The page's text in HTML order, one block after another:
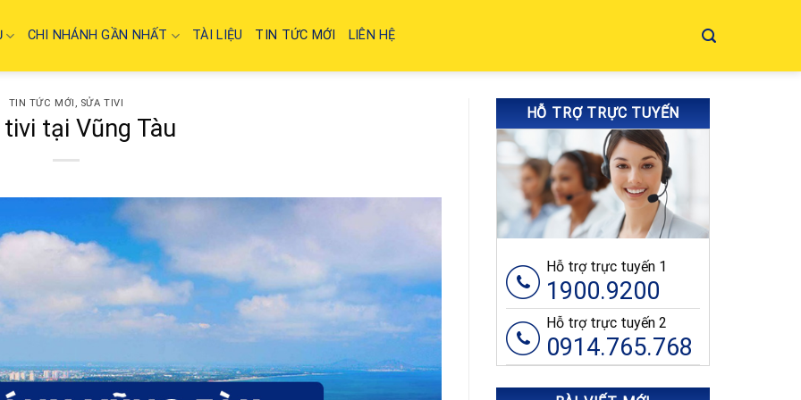
CHI NHÁNH GẦN NHẤT TÀI LIỆU TIN TỨC MỚI LIÊN HỆ
TIN TỨC MỚI , SỬA TIVI
tại Vũng Tàu
HỖ TRỢ TRỰC TUYẾN
Hỗ trợ trực tuyến 1
1900.9200
Hỗ trợ trực tuyến 2
0914.765.768